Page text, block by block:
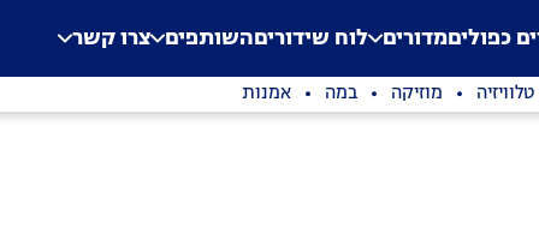
Application error: a
. כפוליםמדורים לוח שידוריםהשותפים צרו קשר
טלוויזיה מוזיקה במה אמנות